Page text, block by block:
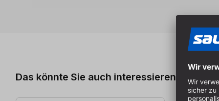
Das könnte Sie auch interessieren